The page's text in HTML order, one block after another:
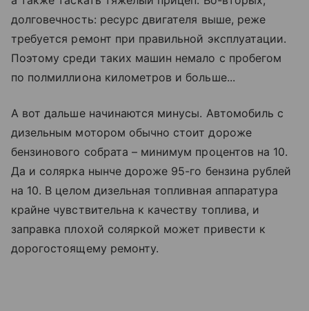
долговечность: ресурс двигателя выше, реже
требуется ремонт при правильной эксплуатации.
Поэтому среди таких машин немало с пробегом
по полмиллиона километров и больше...
А вот дальше начинаются минусы. Автомобиль с
дизельным мотором обычно стоит дороже
бензинового собрата – минимум процентов на 10.
Да и солярка нынче дороже ­95-го бензина рублей
на 10. В целом дизельная топливная аппаратура
крайне чувствительна к качеству топлива, и
заправка плохой соляркой может привести к
дорогостоящему ремонту.